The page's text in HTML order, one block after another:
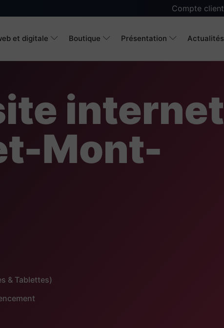
Compte client
et digitale Boutique Présentation Actualités
internet
Mont-
& Tablettes)